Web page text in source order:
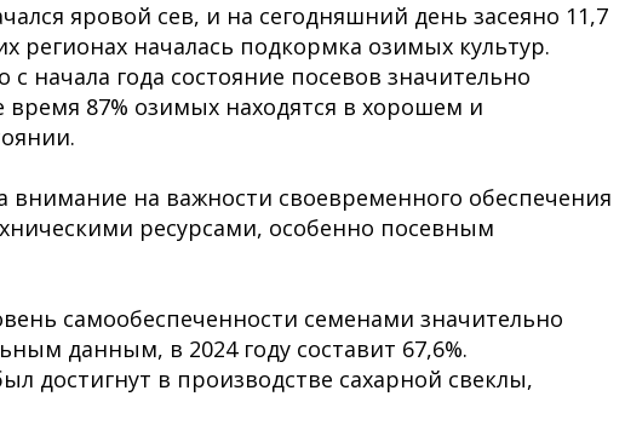
яровой сев, и на сегодняшний день засеяно 11,7
регионах началась подкормка озимых культур.
начала года состояние посевов значительно
время 87% озимых находятся в хорошем и
внимание на важности своевременного обеспечения
ресурсами, особенно посевным
самообеспеченности семенами значительно
данным, в 2024 году составит 67,6%.
достигнут в производстве сахарной свеклы,